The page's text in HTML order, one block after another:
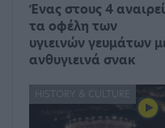
Ένας στους 4 αναιρεί
τα οφέλη των
υγιεινών γευμάτων
ανθυγιεινά σνακ
HISTORY & CULTURE